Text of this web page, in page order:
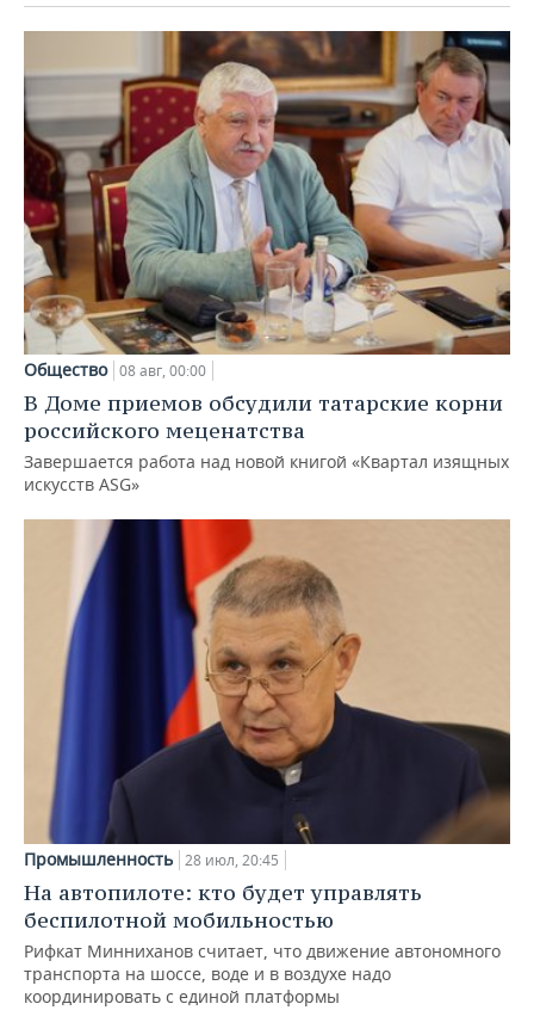
Общество 08 авг, 00:00
В Доме приемов обсудили татарские корни
российского меценатства
Завершается работа над новой книгой «Квартал изящных
искусств ASG»
Промышленность 28 июл, 20:45
На автопилоте: кто будет управлять
беспилотной мобильностью
Рифкат Минниханов считает, что движение автономного
транспорта на шоссе, воде и в воздухе надо
координировать с единой платформы